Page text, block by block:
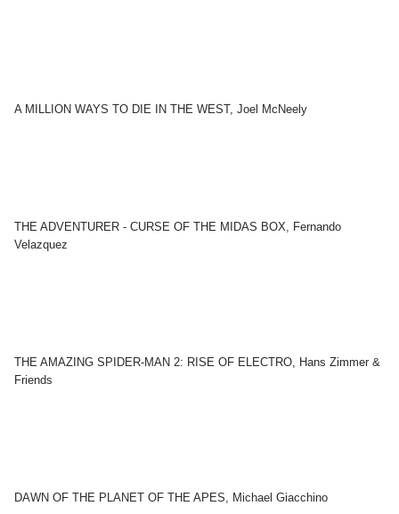
A MILLION WAYS TO DIE IN THE WEST, Joel McNeely
THE ADVENTURER - CURSE OF THE MIDAS BOX, Fernando
Velazquez
THE AMAZING SPIDER-MAN 2: RISE OF ELECTRO, Hans Zimmer &
Friends
DAWN OF THE PLANET OF THE APES, Michael Giacchino